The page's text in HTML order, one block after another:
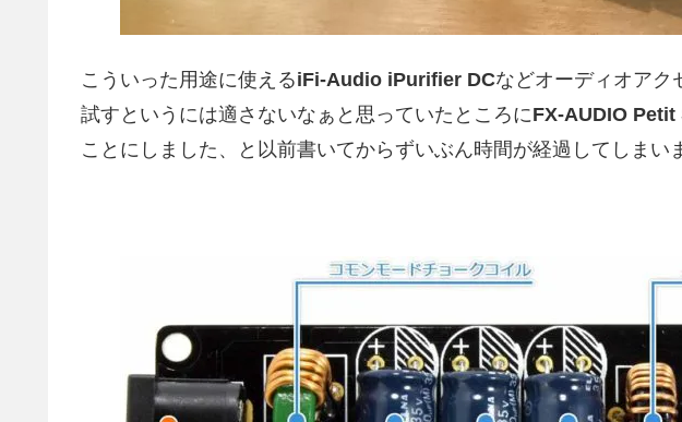
こういった用途に使えるiFi-Audio iPurifier DCなどオーディオアク
試すというには適さないなぁと思っていたところにFX-AUDIO Petit
ことにしました、と以前書いてからずいぶん時間が経過してしまい